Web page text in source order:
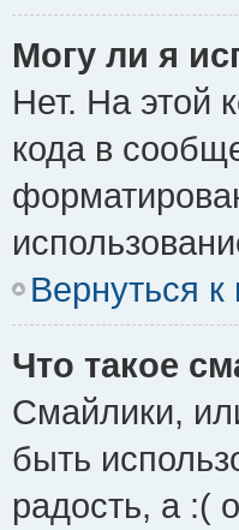
Могу ли я
Нет. На этой
кода в
Вернуться к
Что такое
Смайлики,
быть
радость, а :(